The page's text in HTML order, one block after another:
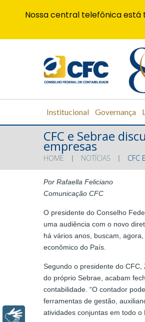
Institucional Governança
CFC e Sebrae
empresas
HOME NOTÍCIAS CFC
Por Rafaella Feliciano
Comunicação CFC
O presidente do Conselho
uma audiência com o novo
há vários anos, buscam,
econômico do País.
Segundo o presidente do
do próprio Sebrae, acabam
contabilidade. “O contador
ferramentas de gestão,
atividades conjuntas em todo o
Nossa central telefônica está
Libras